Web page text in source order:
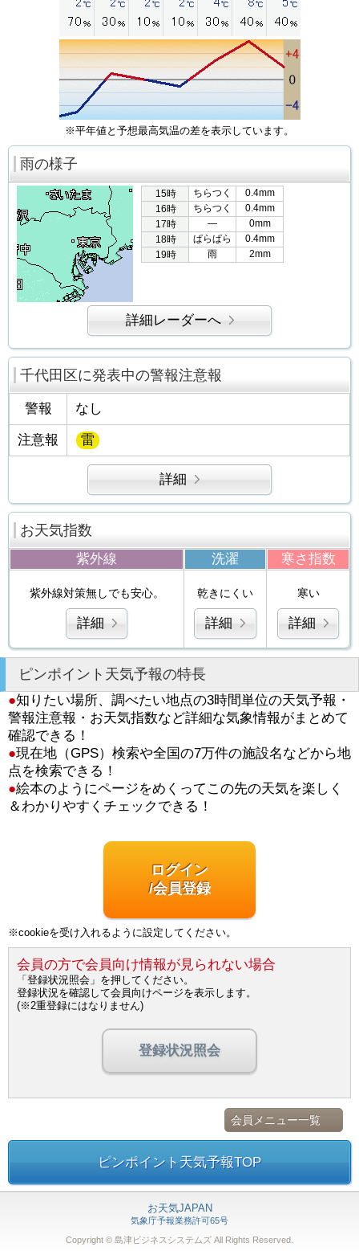
※平年値と予想最高気温の差を表示しています。
雨の様子
15時 ちらつく
0.4mm
16時
ちらつく
0.4mm
17時
―
0mm
18時
ぱらぱら
0.4mm
19時
雨 2mm
詳細レーダーへ
千代田区に発表中の警報注意報
警報 なし
注意報 雷
詳細
お天気指数
紫外線 洗濯 寒さ指数
紫外線対策無しでも安心。
詳細
乾きにくい
詳細
寒い
詳細
ピンポイント天気予報の特長
●知りたい場所、調べたい地点の3時間単位の天気予報・
警報注意報・お天気指数など詳細な気象情報がまとめて
確認できる！
●現在地（GPS）検索や全国の7万件の施設名などから地
点を検索できる！
●絵本のようにページをめくってこの先の天気を楽しく
＆わかりやすくチェックできる！
ログイン
/会員登録
※cookieを受け入れるように設定してください。
会員の方で会員向け情報が見られない場合
「登録状況照会」を押してください。
登録状況を確認して会員向けページを表示します。
(※2重登録にはなりません)
登録状況照会
会員メニュー一覧
ピンポイント天気予報TOP
お天気JAPAN
気象庁予報業務許可65号
Copyright © 島津ビジネスシステムズ All Rights Reserved.